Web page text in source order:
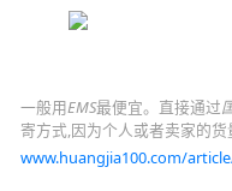
一般用EMS最便宜。直接通过
寄方式,因为个人或者卖家的货
www.huangjia100.com/